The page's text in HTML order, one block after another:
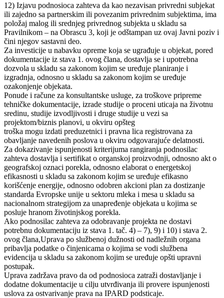
12) Izjavu podnosioca zahteva da kao nezavisan privredni subjekat
ili zajedno sa partnerskim ili povezanim privrednim subjektima, ima
položaj malog ili srednjeg privrednog subjekta u skladu sa
Pravilnikom – na Obrascu 3, koji je odštampan uz ovaj Javni poziv i
čini njegov sastavni deo.
Za investicije u nabavku opreme koja se ugrađuje u objekat, pored
dokumentacije iz stava 1. ovog člana, dostavlja se i upotrebna
dozvola u skladu sa zakonom kojim se uređuje planiranje i
izgradnja, odnosno u skladu sa zakonom kojim se uređuje
ozakonjenje objekata.
Ponude i račune za konsultantske usluge, za troškove pripreme
tehničke dokumentacije, izrade studije o proceni uticaja na životnu
sredinu, studije izvodljivosti i druge studije u vezi sa
projektom/biznis planovi, u okviru opšteg
troška mogu izdati preduzetnici i pravna lica registrovana za
obavljanje navedenih poslova u okviru odgovarajuće delatnosti.
Za dokazivanje ispunjenosti kriterijuma rangiranja podnosilac
zahteva dostavlja i sertifikat o organskoj proizvodnji, odnosno akt o
geografskoj oznaci porekla, odnosno elaborat o energetskoj
efikasnosti u skladu sa zakonom kojim se uređuje efikasno
korišćenje energije, odnosno odobren akcioni plan za dostizanje
standarda Evropske unije u sektoru mleka i mesa u skladu sa
nacionalnom strategijom za unapređenje objekata u kojima se
posluje hranom životinjskog porekla.
Ako podnosilac zahteva za odobravanje projekta ne dostavi
potrebnu dokumentaciju iz stava 1. tač. 4) – 7), 9) i 10) i stava 2.
ovog člana,Uprava po službenoj dužnosti od nadležnih organa
pribavlja podatke o činjenicama o kojima se vodi službena
evidencija u skladu sa zakonom kojim se uređuje opšti upravni
postupak.
Uprava zadržava pravo da od podnosioca zatraži dostavljanje i
dodatne dokumentacije u cilju utvrđivanja ili provere ispunjenosti
uslova za ostvarivanje prava na IPARD podsticaje.